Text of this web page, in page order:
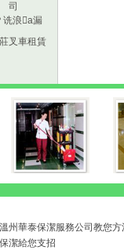
司
诜浪a漏
叉車租賃
？溫州華泰保潔服務公司教您方
潔給您支招